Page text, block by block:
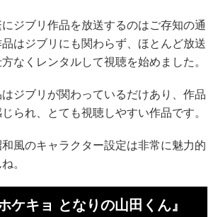
ジブリ作品を放送するのはご存知の通
はジブリにも関わらず、ほとんど放送
なくレンタルして視聴を始めました。
ジブリが関わっているだけあり、作品
られ、とても視聴しやすい作品です。
風のキャラクター設定は非常に魅力的
。
ケキョ となりの山田くん』